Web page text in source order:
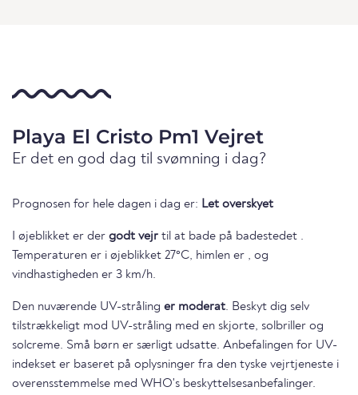
Playa El Cristo Pm1 Vejret
Er det en god dag til svømning i dag?
Prognosen for hele dagen i dag er: Let overskyet
I øjeblikket er der godt vejr til at bade på badestedet .
Temperaturen er i øjeblikket 27°C, himlen er , og
vindhastigheden er 3 km/h.
Den nuværende UV-stråling er moderat. Beskyt dig selv
tilstrækkeligt mod UV-stråling med en skjorte, solbriller og
solcreme. Små børn er særligt udsatte. Anbefalingen for UV-
indekset er baseret på oplysninger fra den tyske vejrtjeneste i
overensstemmelse med WHO's beskyttelsesanbefalinger.